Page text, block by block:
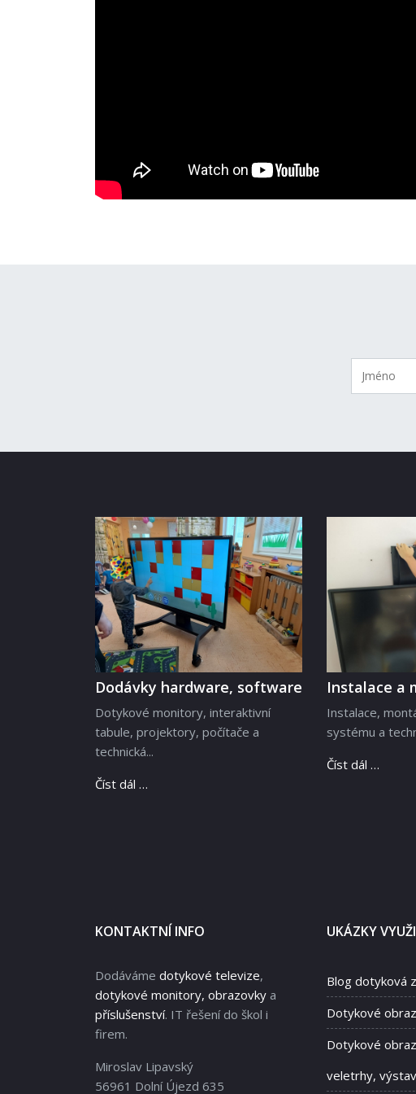
Dodávky hardware, software
Dotykové monitory, interaktivní
tabule, projektory, počítače a
technická...
Číst dál …
Instalace a
Instalace,
systému a
Číst dál …
KONTAKTNÍ INFO
Dodáváme dotykové televize,
dotykové monitory, obrazovky a
příslušenství. IT řešení do škol i
firem.
Miroslav Lipavský
56961 Dolní Újezd 635
UKÁZKY
Blog dotyková
Dotykové
Dotykové
veletrhy,